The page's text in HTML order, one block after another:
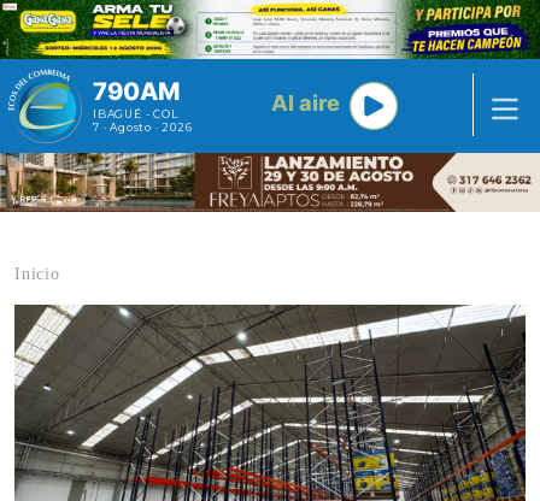
Pasar al contenido principal
790AM
IBAGUÉ - COL
7 · Agosto · 2026
Al aire
Inicio
Contenido multimedia principal